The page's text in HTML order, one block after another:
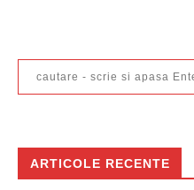
ARTICOLE RECENTE